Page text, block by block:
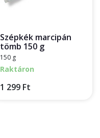
Szépkék marcipán
tömb 150 g
150 g
Raktáron
1 299 Ft